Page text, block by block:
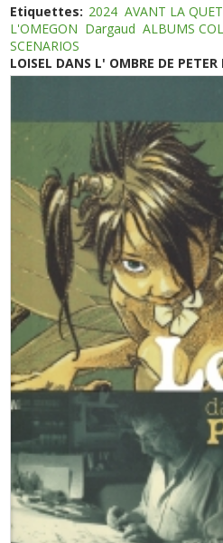
Etiquettes: 2024 AVANT LA
L'OMEGON Dargaud ALBUMS
SCENARIOS
LOISEL DANS L' OMBRE DE PETER